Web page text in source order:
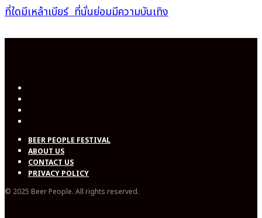
ที่ใดมีเหล้าเบียร์ ที่นั่นย่อมมีความบันเทิง
BEER PEOPLE FESTIVAL
ABOUT US
CONTACT US
PRIVACY POLICY
© 2025 Beer People. All rights reserved.